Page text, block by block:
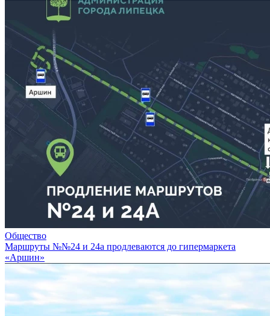
Общество
Маршруты №№24 и 24а продлеваются до гипермаркета
«Аршин»